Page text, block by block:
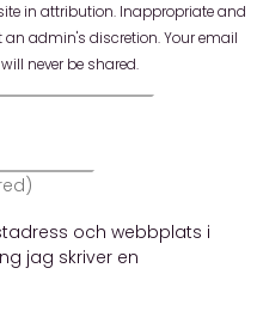
in attribution. Inappropriate and
admin's discretion. Your email
never be shared.
och webbplats i
jag skriver en